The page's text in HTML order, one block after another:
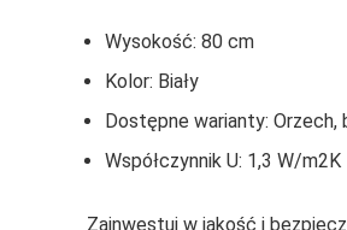
Wysokość: 80 cm
Kolor: Biały
Dostępne warianty: Orzech,
Współczynnik U: 1,3 W/m2K
Zainwestuj w jakość i